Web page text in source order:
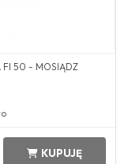
FI 50 - MOSIĄDZ
KUPUJĘ